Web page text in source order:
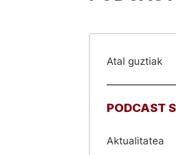
Atal guztiak
PODCAST
Aktualitatea